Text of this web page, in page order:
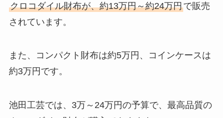
クロコダイル財布が、約13万円～約24万円で販売
されています。
また、コンパクト財布は約5万円、コインケースは
約3万円です。
池田工芸では、3万～24万円の予算で、最高品質の